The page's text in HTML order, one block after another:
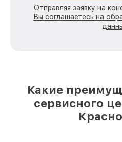
Отправляя заявку на
Вы соглашаетесь на
Какие
сервисного